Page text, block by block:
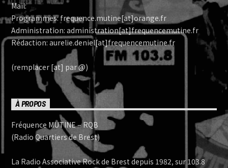
Mail:
Programmes: frequence.mutine[at]orange.fr
Administration: administration[at]frequencemutine.fr
Rédaction: aurelie.deniel[at]frequencemutine.fr
(remplacer [at] par @)
À PROPOS
Fréquence MUTINE – RQB
(Radio Quartiers de Brest)
La Radio Associative Rock de Brest depuis 1982, sur 103.8